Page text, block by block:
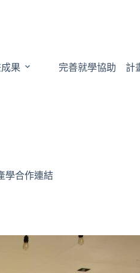
果 完善就學協助 計
學合作連結